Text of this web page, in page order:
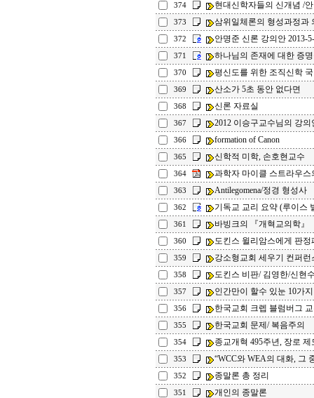
374 현대신학자들의 신개념 /
373 삼위일체론의 형성과정과
372 안명준 신론 강의안 2013-
371 하나님의 존재에 대한 증
370 평신도를 위한 조직신학
369 산소가 5초 동안 없다면
368 신론 자료실
367 2012 이승구교수님의 강의
366 formation of Canon
365 신학적 미학, 손호현교수
364 과학자 마이클 스트라우스
363 Antilegomena/정경 형성사
362 기독교 교리 요약 (루이스
361 바빙크의 『개혁교의학』
360 도킨스 윌리암스에게 판정
359 강소형교회 세우기 컨퍼
358 도킨스 비판/ 김영한/신현
357 인간만이 할수 있눈 10가지
356 한국교회 크렙 블럼버그
355 한국교회 문제/ 복음주의
354 종교개혁 495주년, 장로
353 “WCC와 WEA의 대화, 그
352 종말론 총 정리
351 개인의 종말론